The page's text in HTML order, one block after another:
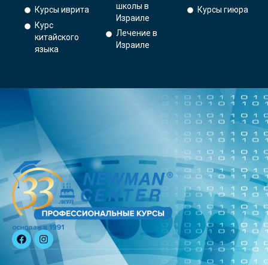
Курсы иврита
Курс
китайского
языка
школы в
Израиле
Лечение в
Израиле
Курсы гиюра